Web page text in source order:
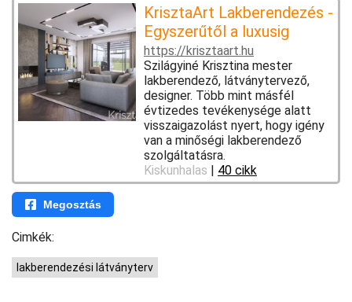
KrisztaArt Lakberendezés -
Egyszerűtől a luxusig
https://krisztaart.hu
Szilágyiné Krisztina mester
lakberendező, látványtervező,
designer. Több mint másfél
évtizedes tevékenysége alatt
visszaigazolást nyert, hogy igény
van a minőségi lakberendező
szolgáltatásra.
Kiskunhalas | 40 cikk
Megosztás
Cimkék:
lakberendezési látványterv